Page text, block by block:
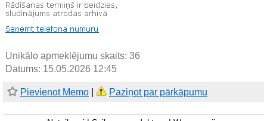
Unikālo apmeklējumu skaits: 36
Datums: 15.05.2026 12:45
Pievienot Memo Paziņot par pārkāpumu